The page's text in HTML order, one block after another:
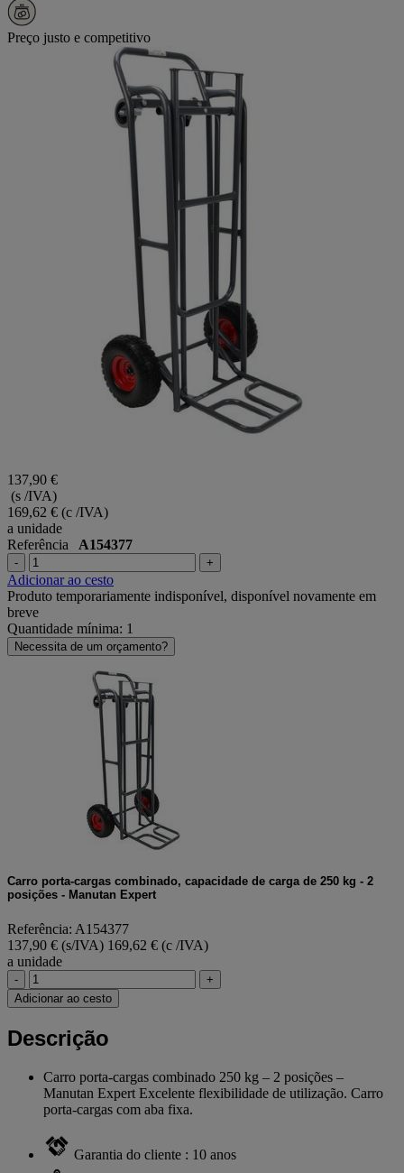
Preço justo e competitivo
137,90 €
(s /IVA)
169,62 € (c /IVA)
a unidade
Referência A154377
- +
Adicionar ao cesto
Produto temporariamente indisponível, disponível novamente em
breve
Quantidade mínima: 1
Necessita de um orçamento?
Carro porta-cargas combinado, capacidade de carga de 250 kg - 2
posições - Manutan Expert
Referência: A154377
137,90 € (s/IVA) 169,62 € (c /IVA)
a unidade
-
+
Adicionar ao cesto
Descrição
Carro porta-cargas combinado 250 kg – 2 posições –
Manutan Expert Excelente flexibilidade de utilização. Carro
porta-cargas com aba fixa.
Garantia do cliente : 10 anos